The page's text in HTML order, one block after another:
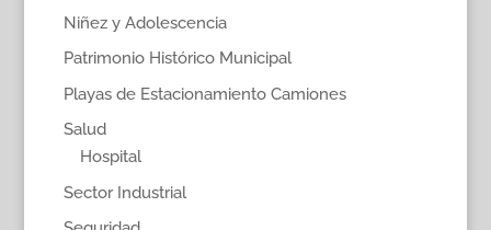
Niñez y Adolescencia
Patrimonio Histórico Municipal
Playas de Estacionamiento Camiones
Salud
Hospital
Sector Industrial